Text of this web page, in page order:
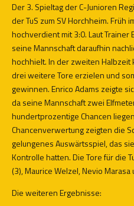
Der 3. Spieltag der C-Junioren
der TuS zum SV Horchheim. Früh
hochverdient mit 3:0. Laut Trainer
seine Mannschaft daraufhin
hochhielt. In der zweiten
drei weitere Tore erzielen und
gewinnen. Enrico Adams zeigte
da seine Mannschaft zwei
hundertprozentige Chancen
Chancenverwertung zeigten die
gelungenes Auswärtsspiel, das
Kontrolle hatten. Die Tore für die
(3), Maurice Welzel, Nevio Marasa
Die weiteren Ergebnisse: